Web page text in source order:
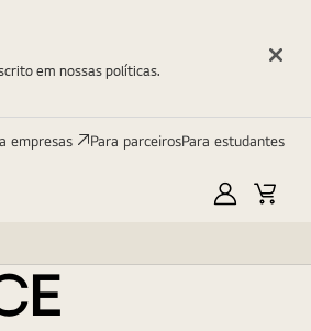
empresas Para parceirosPara estudantes
Minha
em nossas políticas.